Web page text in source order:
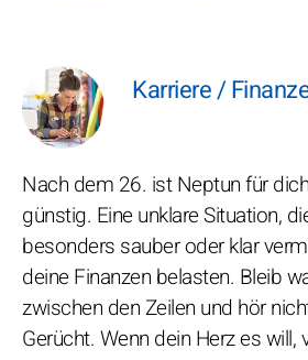
Karriere /
Nach dem 26. ist Neptun für
günstig. Eine unklare Situation,
besonders sauber oder klar
deine Finanzen belasten. Bleib
zwischen den Zeilen und hör
Gerücht. Wenn dein Herz es